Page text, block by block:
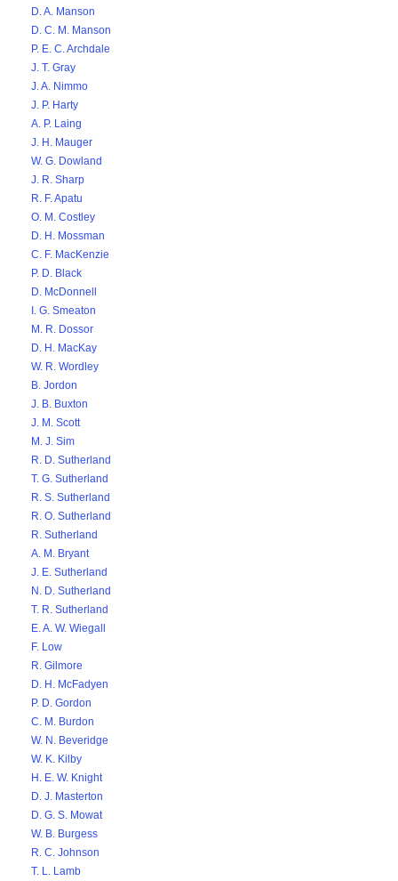
D. A. Manson
D. C. M. Manson
P. E. C. Archdale
J. T. Gray
J. A. Nimmo
J. P. Harty
A. P. Laing
J. H. Mauger
W. G. Dowland
J. R. Sharp
R. F. Apatu
O. M. Costley
D. H. Mossman
C. F. MacKenzie
P. D. Black
D. McDonnell
I. G. Smeaton
M. R. Dossor
D. H. MacKay
W. R. Wordley
B. Jordon
J. B. Buxton
J. M. Scott
M. J. Sim
R. D. Sutherland
T. G. Sutherland
R. S. Sutherland
R. O. Sutherland
R. Sutherland
A. M. Bryant
J. E. Sutherland
N. D. Sutherland
T. R. Sutherland
E. A. W. Wiegall
F. Low
R. Gilmore
D. H. McFadyen
P. D. Gordon
C. M. Burdon
W. N. Beveridge
W. K. Kilby
H. E. W. Knight
D. J. Masterton
D. G. S. Mowat
W. B. Burgess
R. C. Johnson
T. L. Lamb